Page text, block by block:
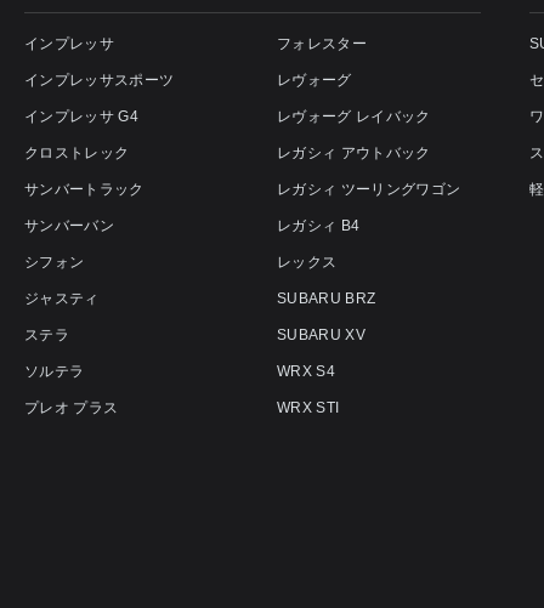
インプレッサ
インプレッサスポーツ
インプレッサ G4
クロストレック
サンバートラック
サンバーバン
シフォン
ジャスティ
ステラ
ソルテラ
プレオ プラス
フォレスター
レヴォーグ
レヴォーグ レイバック
レガシィ アウトバック
レガシィ ツーリングワゴン
レガシィ B4
レックス
SUBARU BRZ
SUBARU XV
WRX S4
WRX STI